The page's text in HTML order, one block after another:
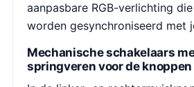
aanpasbare RGB-verlichting
worden gesynchroniseerd met
Mechanische schakelaars
springveren voor de knoppen